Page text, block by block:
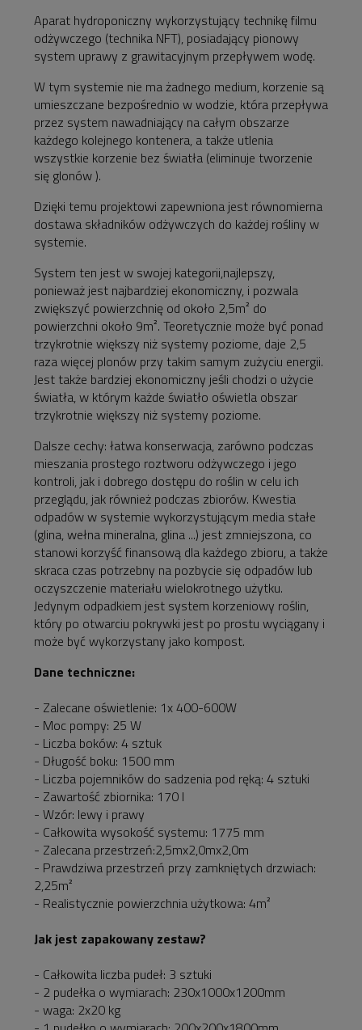
Aparat hydroponiczny wykorzystujący technikę filmu
odżywczego (technika NFT), posiadający pionowy
system uprawy z grawitacyjnym przepływem wodę.
W tym systemie nie ma żadnego medium, korzenie są
umieszczane bezpośrednio w wodzie, która przepływa
przez system nawadniający na całym obszarze
każdego kolejnego kontenera, a także utlenia
wszystkie korzenie bez światła (eliminuje tworzenie
się glonów ).
Dzięki temu projektowi zapewniona jest równomierna
dostawa składników odżywczych do każdej rośliny w
systemie.
System ten jest w swojej kategorii,najlepszy,
ponieważ jest najbardziej ekonomiczny, i pozwala
zwiększyć powierzchnię od około 2,5m² do
powierzchni około 9m². Teoretycznie może być ponad
trzykrotnie większy niż systemy poziome, daje 2,5
raza więcej plonów przy takim samym zużyciu energii.
Jest także bardziej ekonomiczny jeśli chodzi o użycie
światła, w którym każde światło oświetla obszar
trzykrotnie większy niż systemy poziome.
Dalsze cechy: łatwa konserwacja, zarówno podczas
mieszania prostego roztworu odżywczego i jego
kontroli, jak i dobrego dostępu do roślin w celu ich
przeglądu, jak również podczas zbiorów. Kwestia
odpadów w systemie wykorzystującym media stałe
(glina, wełna mineralna, glina ...) jest zmniejszona, co
stanowi korzyść finansową dla każdego zbioru, a także
skraca czas potrzebny na pozbycie się odpadów lub
oczyszczenie materiału wielokrotnego użytku.
Jedynym odpadkiem jest system korzeniowy roślin,
który po otwarciu pokrywki jest po prostu wyciągany i
może być wykorzystany jako kompost.
Dane techniczne:
- Zalecane oświetlenie: 1x 400-600W
- Moc pompy: 25 W
- Liczba boków: 4 sztuk
- Długość boku: 1500 mm
- Liczba pojemników do sadzenia pod ręką: 4 sztuki
- Zawartość zbiornika: 170 l
- Wzór: lewy i prawy
- Całkowita wysokość systemu: 1775 mm
- Zalecana przestrzeń:2,5mx2,0mx2,0m
- Prawdziwa przestrzeń przy zamkniętych drzwiach:
2,25m²
- Realistycznie powierzchnia użytkowa: 4m²
Jak jest zapakowany zestaw?
- Całkowita liczba pudeł: 3 sztuki
- 2 pudełka o wymiarach: 230x1000x1200mm
- waga: 2x20 kg